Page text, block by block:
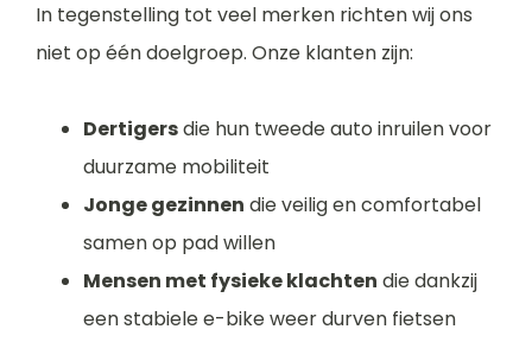
In tegenstelling tot veel merken richten wij ons
niet op één doelgroep. Onze klanten zijn:
Dertigersdie hun tweede auto inruilen voor
duurzame mobiliteit
Jonge gezinnen die veilig en comfortabel
samen op pad willen
Mensen met fysieke klachten die dankzij
een stabiele e-bike weer durven fietsen